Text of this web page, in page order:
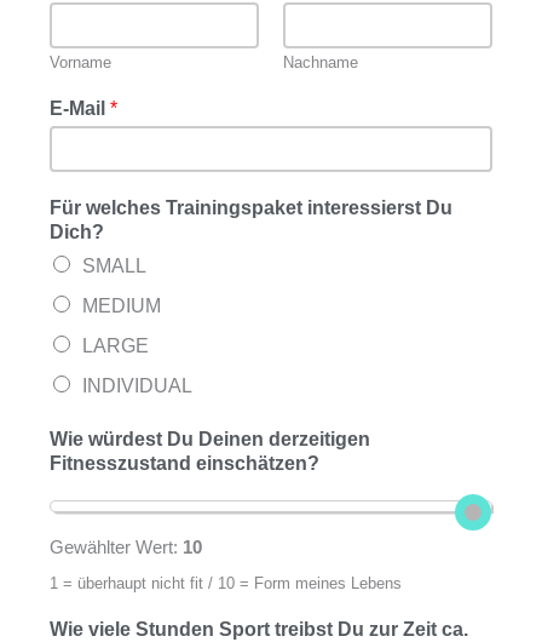
Vorname Nachname
E-Mail *
Für welches Trainingspaket interessierst Du
Dich?
SMALL
MEDIUM
LARGE
INDIVIDUAL
Wie würdest Du Deinen derzeitigen
Fitnesszustand einschätzen?
Gewählter Wert: 10
1 = überhaupt nicht fit / 10 = Form meines Lebens
Wie viele Stunden Sport treibst Du zur Zeit ca.